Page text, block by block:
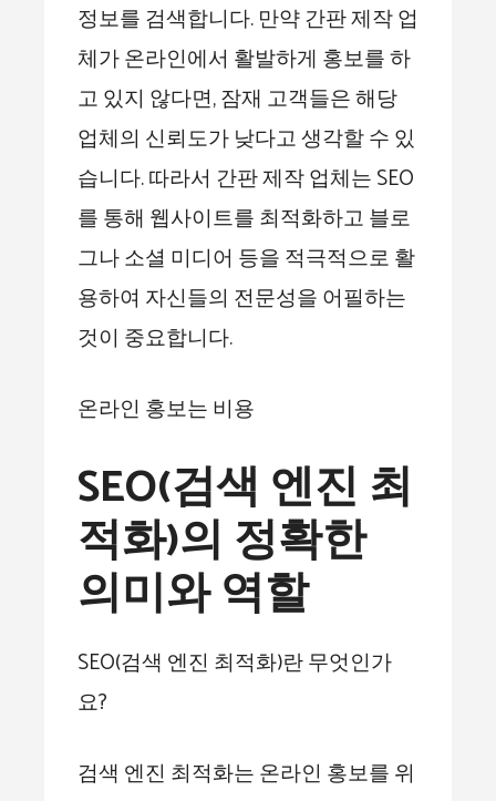
정보를 검색합니다. 만약 간판 제작 업
체가 온라인에서 활발하게 홍보를 하
고 있지 않다면, 잠재 고객들은 해당
업체의 신뢰도가 낮다고 생각할 수 있
습니다. 따라서 간판 제작 업체는 SEO
를 통해 웹사이트를 최적화하고 블로
그나 소셜 미디어 등을 적극적으로 활
용하여 자신들의 전문성을 어필하는
것이 중요합니다.
온라인 홍보는 비용
SEO(검색 엔진 최
적화)의 정확한
의미와 역할
SEO(검색 엔진 최적화)란 무엇인가
요?
검색 엔진 최적화는 온라인 홍보를 위